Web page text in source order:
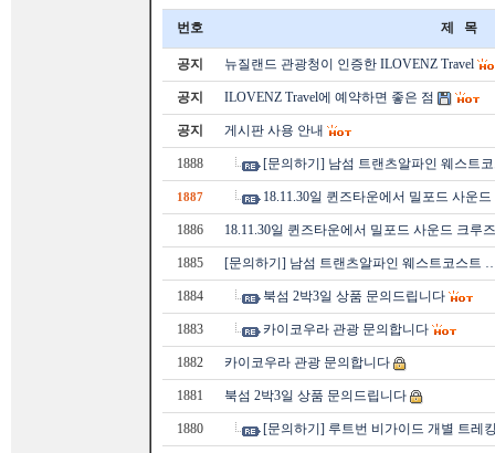
번호 제 목
공지 뉴질랜드 관광청이 인증한 ILOVENZ Travel
공지 ILOVENZ Travel에 예약하면 좋은 점
공지 게시판 사용 안내
1888 [문의하기] 남섬 트랜츠알파인 웨스트
1887 18.11.30일 퀸즈타운에서 밀포드 사운
1886 18.11.30일 퀸즈타운에서 밀포드 사운드 크루
1885 [문의하기] 남섬 트랜츠알파인 웨스트코스트
1884 북섬 2박3일 상품 문의드립니다
1883 카이코우라 관광 문의합니다
1882 카이코우라 관광 문의합니다
1881 북섬 2박3일 상품 문의드립니다
1880 [문의하기] 루트번 비가이드 개별 트레